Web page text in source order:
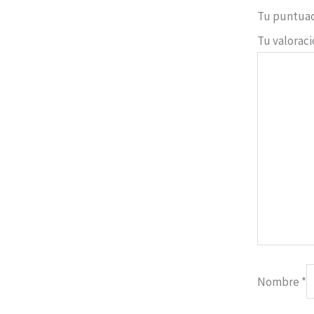
Tu
Tu
Nombre *